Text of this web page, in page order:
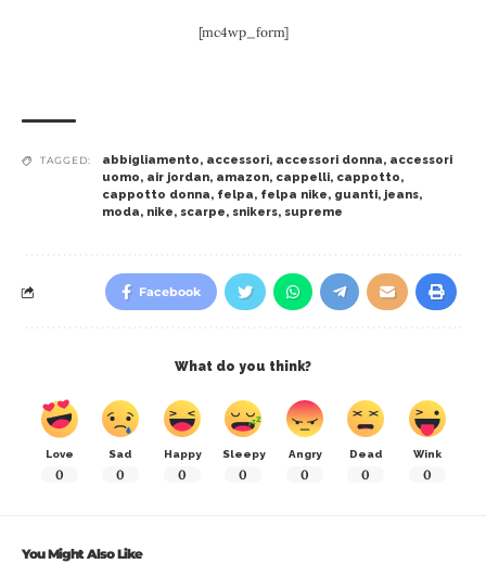
[mc4wp_form]
TAGGED: abbigliamento, accessori, accessori donna, accessori
uomo, air jordan, amazon, cappelli, cappotto,
cappotto donna, felpa, felpa nike, guanti, jeans,
moda, nike, scarpe, snikers, supreme
Facebook
What do you think?
Love
0
Sad
0
Happy
0
Sleepy
0
Angry
0
Dead
0
Wink
0
You Might Also Like